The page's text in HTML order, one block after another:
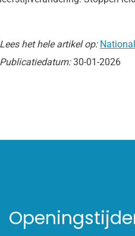
Lees het hele artikel op:
Publicatiedatum:30-01-2026